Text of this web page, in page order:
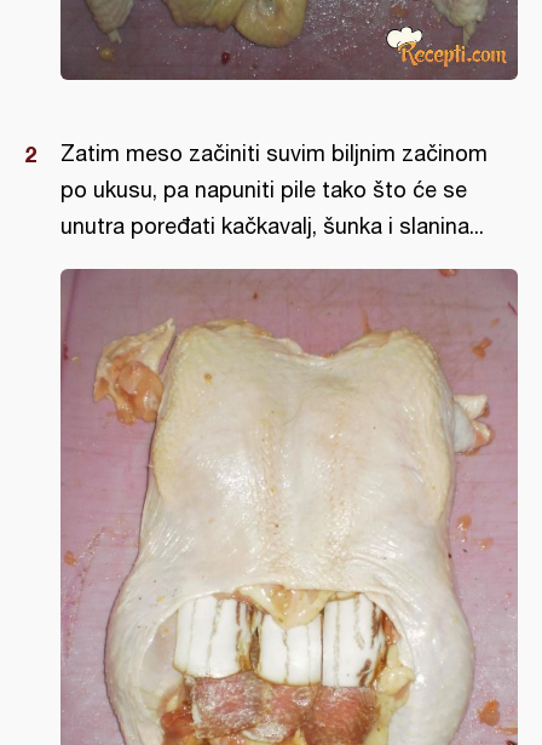
Zatim meso začiniti suvim biljnim začinom
po ukusu, pa napuniti pile tako što će se
unutra poređati kačkavalj, šunka i slanina...